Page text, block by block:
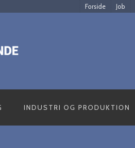
Forside Job
INDUSTRI OG PRODUKTION